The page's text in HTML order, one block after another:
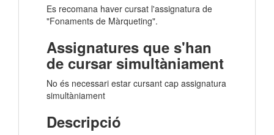
Es recomana haver cursat l'assignatura de
"Fonaments de Màrqueting".
Assignatures que s'han
de cursar simultàniament
No és necessari estar cursant cap assignatura
simultàniament
Descripció